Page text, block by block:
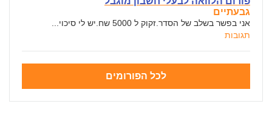
גבעתיים
אני בפשר בשלב של הסדר.זקוק ל 5000 שח.יש לי סיכוי...
תגובות
לכל הפורומים